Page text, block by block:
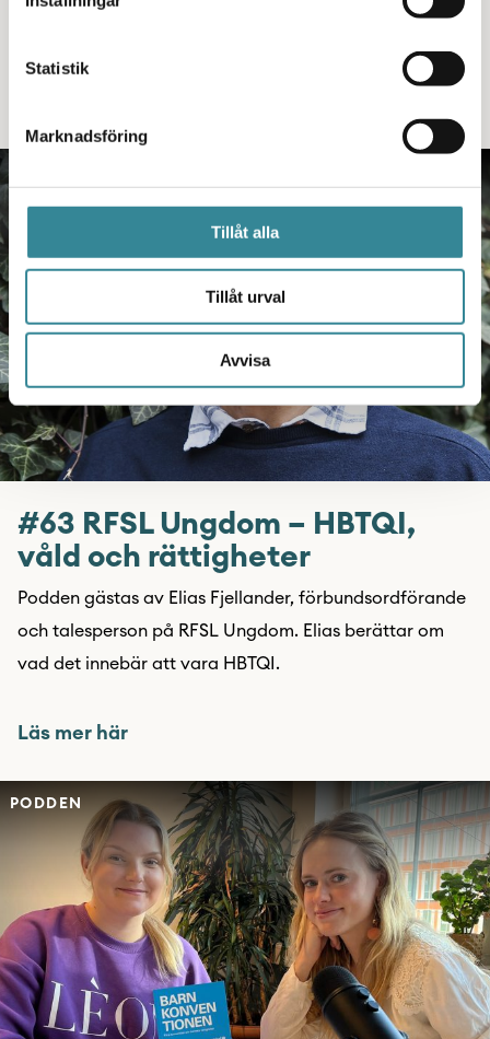
Statistik
Marknadsföring
Tillåt alla
Tillåt urval
Avvisa
#63 RFSL Ungdom – HBTQI,
våld och rättigheter
Podden gästas av Elias Fjellander, förbundsordförande
och talesperson på RFSL Ungdom. Elias berättar om
vad det innebär att vara HBTQI.
Läs mer här
PODDEN